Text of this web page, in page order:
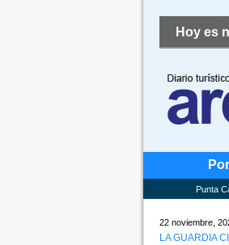
Hoy es
Punta
22 noviembre,
LA GUARDIA